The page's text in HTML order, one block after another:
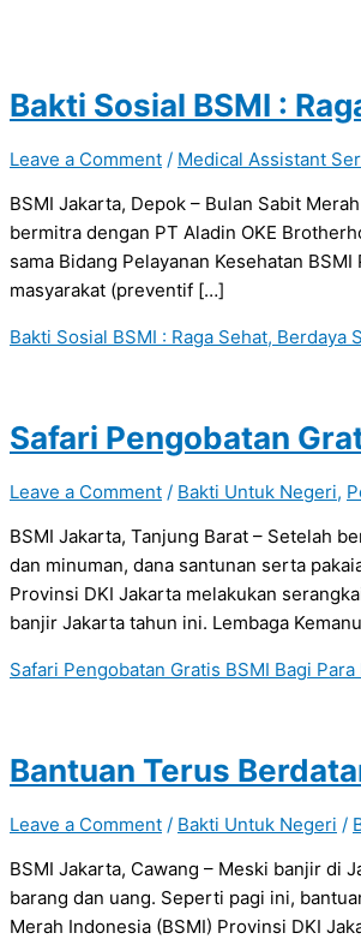
Bakti Sosial BSMI :
Leave a Comment / Medical Assistant
BSMI Jakarta, Depok – Bulan Sabit
bermitra dengan PT Aladin OKE
sama Bidang Pelayanan Kesehatan
masyarakat (preventif […]
Bakti Sosial BSMI : Raga Sehat, Berdaya
Safari Pengobatan
Leave a Comment / Bakti Untuk Negeri,
BSMI Jakarta, Tanjung Barat – Setelah
dan minuman, dana santunan serta
Provinsi DKI Jakarta melakukan
banjir Jakarta tahun ini. Lembaga
Safari Pengobatan Gratis BSMI Bagi
Bantuan Terus
Leave a Comment / Bakti Untuk Negeri /
BSMI Jakarta, Cawang – Meski banjir di
barang dan uang. Seperti pagi ini,
Merah Indonesia (BSMI) Provinsi DKI